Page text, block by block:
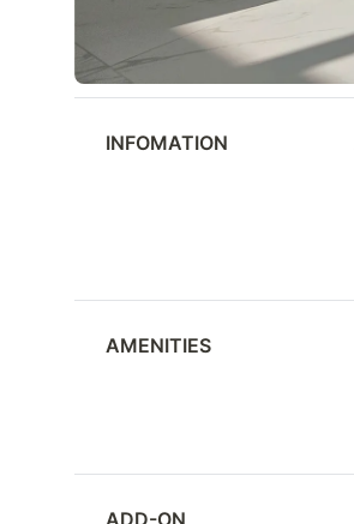
INFOMATION
AMENITIES
ADD-ON